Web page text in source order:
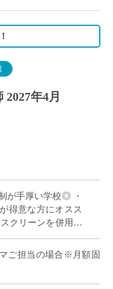
年4月
が手厚い学校◎ ・
得意な方にオスス
クリーンを併用し
募 […]
ご担当の場合※月額固